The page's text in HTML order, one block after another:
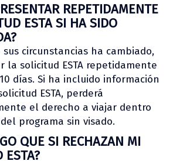
REPETIDAMENTE
ESTA SI HA SIDO
sus circunstancias ha cambiado,
la solicitud ESTA repetidamente
días. Si ha incluido información
ESTA, perderá
el derecho a viajar dentro
programa sin visado.
QUE SI RECHAZAN MI
ESTA?